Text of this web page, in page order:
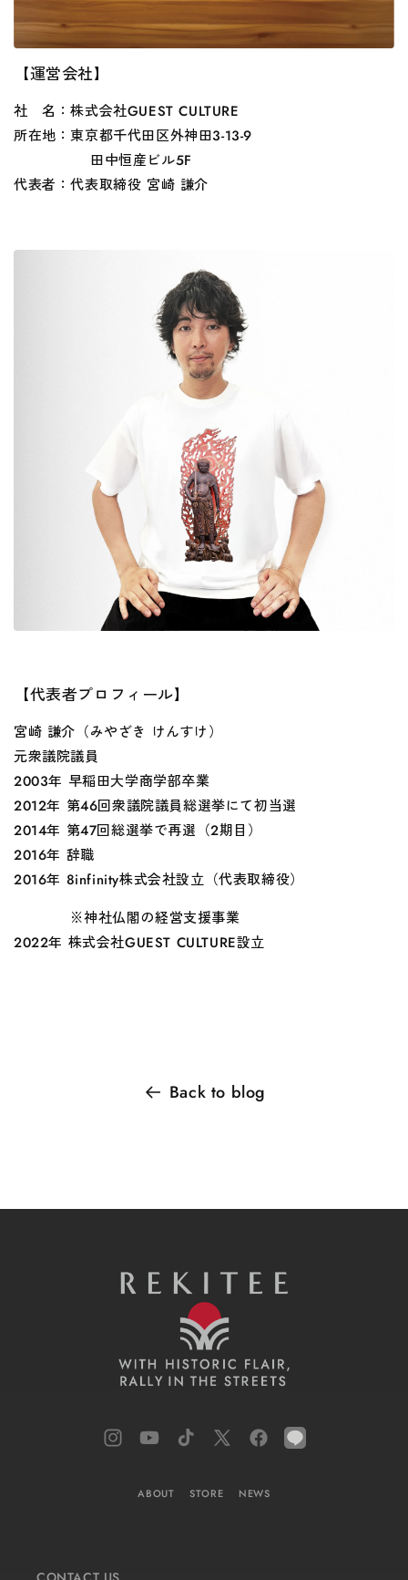
【運営会社】
社 名：株式会社GUEST CULTURE
所在地：東京都千代田区外神田3-13-9
田中恒産ビル5F
代表者：代表取締役 宮崎 謙介
【代表者プロフィール】
宮崎 謙介（みやざき けんすけ）
元衆議院議員
2003年 早稲田大学商学部卒業
2012年 第46回衆議院議員総選挙にて初当選
2014年 第47回総選挙で再選（2期目）
2016年 辞職
2016年 8infinity株式会社設立（代表取締役）
※神社仏閣の経営支援事業
2022年 株式会社GUEST CULTURE設立
Back to blog
InstagramYouTubeTikTok X
Facebook
LINE
ABOUT STORE NEWS